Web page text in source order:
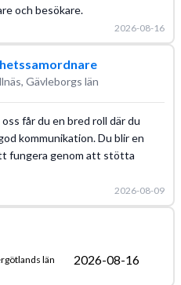
och besökare.
2026-08-16
Gävleborgs län
får du en bred roll där du
kommunikation. Du blir en
fungera genom att stötta
2026-08-09
län 2026-08-16